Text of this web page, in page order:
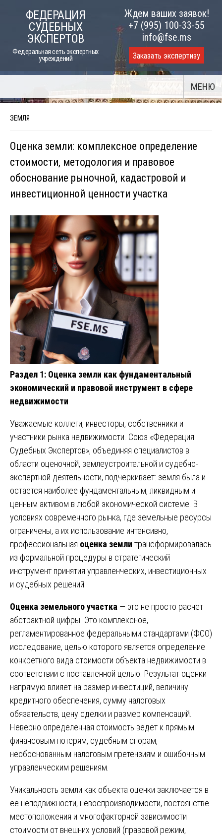
ФЕДЕРАЦИЯ
СУДЕБНЫХ
ЭКСПЕРТОВ
Федеральная сеть экспертных
учреждений
Ждем ваших заявок!
+7 (995) 100-33-55
info@fse.ms
Заказать экспертизу
МЕНЮ
ЗЕМЛЯ
Оценка земли: комплексное определение
стоимости, методология и правовое
обоснование рыночной, кадастровой и
инвестиционной ценности участка
Раздел 1: Оценка земли как фундаментальный
экономический и правовой инструмент в сфере
недвижимости
Уважаемые коллеги, инвесторы, собственники и
участники рынка недвижимости. Союз «Федерация
Судебных Экспертов», объединяя специалистов в
области оценочной, землеустроительной и судебно-
экспертной деятельности, подчеркивает: земля была и
остается наиболее фундаментальным, ликвидным и
ценным активом в любой экономической системе. В
условиях современного рынка, где земельные ресурсы
ограничены, а их использование интенсивно,
профессиональная оценка земли трансформировалась
из формальной процедуры в стратегический
инструмент принятия управленческих, инвестиционных
и судебных решений.
Оценка земельного участка — это не просто расчет
абстрактной цифры. Это комплексное,
регламентированное федеральными стандартами (ФСО)
исследование, целью которого является определение
конкретного вида стоимости объекта недвижимости в
соответствии с поставленной целью. Результат оценки
напрямую влияет на размер инвестиций, величину
кредитного обеспечения, сумму налоговых
обязательств, цену сделки и размер компенсаций.
Неверно определенная стоимость ведет к прямым
финансовым потерям, судебным спорам,
необоснованным налоговым претензиям и ошибочным
управленческим решениям.
Уникальность земли как объекта оценки заключается в
ее неподвижности, невоспроизводимости, постоянстве
местоположения и многофакторной зависимости
стоимости от внешних условий (правовой режим,